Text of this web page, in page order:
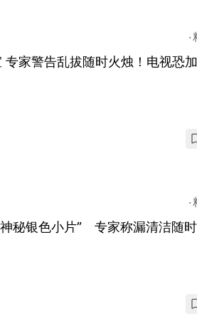
家警告乱拔随时火烛！电视恐
秘银色小片” 专家称漏清洁随